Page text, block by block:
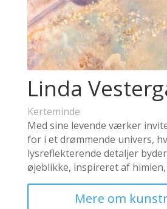
Linda
Kerteminde
Med sine levende værker
for i et drømmende univers,
lysreflekterende detaljer
øjeblikke, inspireret af
Mere om